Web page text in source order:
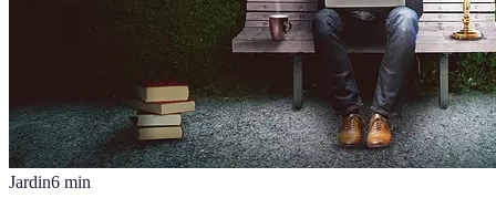
Jardin6 min